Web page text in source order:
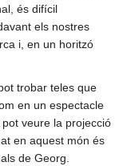
és difícil
els nostres
i, en un horitzó
trobar teles que
en un espectacle
pot veure la projecció
en aquest món és
de Georg.